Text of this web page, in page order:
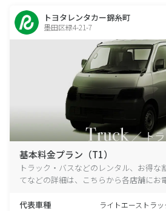
トヨタレンタカー錦糸町
墨田区緑4-21-7
基本料金プラン（T1）
トラック・バスなどのレンタル、お得な
てなどの詳細は、こちらから各店舗にお
代表車種 ライトエーストラ